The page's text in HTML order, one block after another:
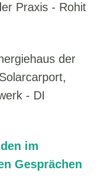
Praxis - Rohit
der
- DI
im
Gesprächen